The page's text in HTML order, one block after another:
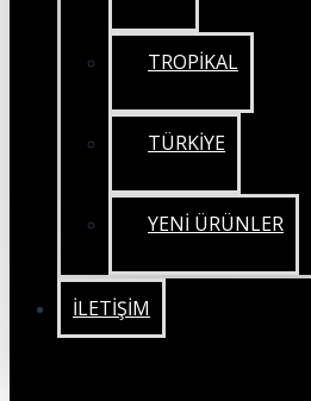
TROPİKAL
TÜRKİYE
YENİ ÜRÜNLER
İLETIŞIM